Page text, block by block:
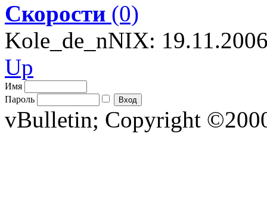
Скорости (0)
Kole_de_nNIX:
Up
Имя
Пароль
vBulletin; Copyright